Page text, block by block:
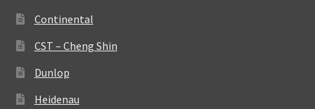
Continental
CST – Cheng Shin
Dunlop
Heidenau